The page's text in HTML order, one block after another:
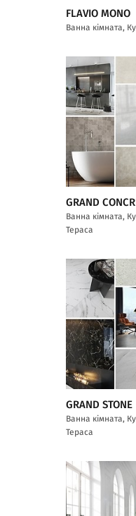
FLAVIO MONO
Ванна кімната,
GRAND
Ванна кімната,
Тераса
GRAND STONE
Ванна кімната,
Тераса